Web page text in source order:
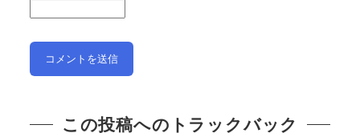
この投稿へのトラックバック